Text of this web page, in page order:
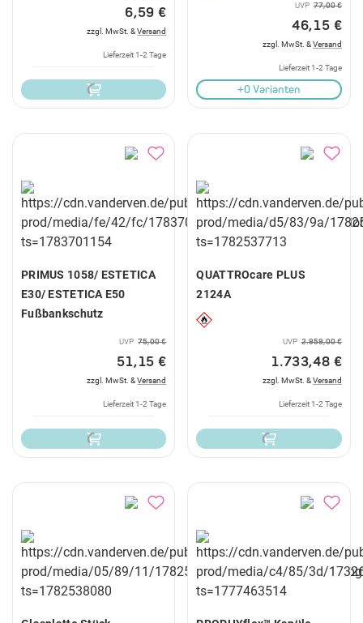
6,59 €
zzgl. MwSt. &Versand
Lieferzeit 1-2 Tage
UVP 77,00 €
46,15 €
zzgl. MwSt. &Versand
Lieferzeit 1-2 Tage
+0 Varianten
PRIMUS 1058/ ESTETICA
E30/ ESTETICA E50
Fußbankschutz
UVP 75,00 €
51,15 €
zzgl. MwSt. &Versand
Lieferzeit 1-2 Tage
QUATTROcare PLUS
2124A
UVP 2.959,00 €
1.733,48 €
zzgl. MwSt. &Versand
Lieferzeit 1-2 Tage